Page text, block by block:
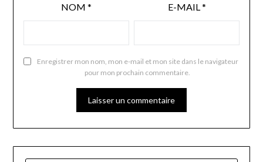
NOM * E-MAIL*
Enregistrer mon nom, mon e-mail et mon site dans le navigateur
pour mon prochain commentaire.